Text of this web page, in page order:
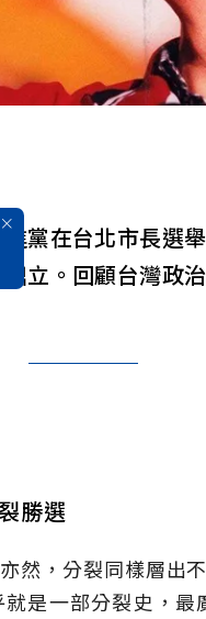
黨在台北市長選
立。回顧台灣政
勝選
然，分裂同樣層出
是一部分裂史，